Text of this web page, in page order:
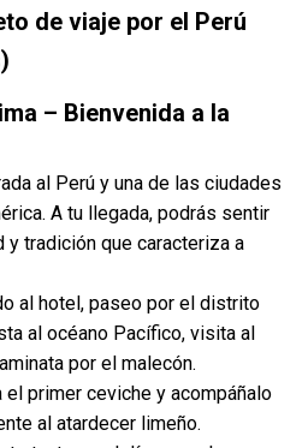
de viaje por el Perú
– Bienvenida a la
al Perú y una de las ciudades
A tu llegada, podrás sentir
y tradición que caracteriza a
al hotel, paseo por el distrito
al océano Pacífico, visita al
por el malecón.
el primer ceviche y acompáñalo
al atardecer limeño.